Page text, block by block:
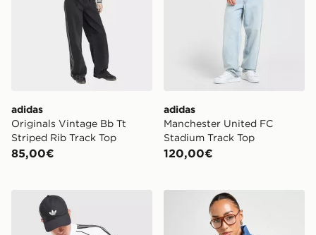
adidas
Originals Vintage Bb Tt
Striped Rib Track Top
85,00€
adidas
Manchester United FC
Stadium Track Top
120,00€
adidas Originals Giacca della Tuta SSTadidas Originals Giacca